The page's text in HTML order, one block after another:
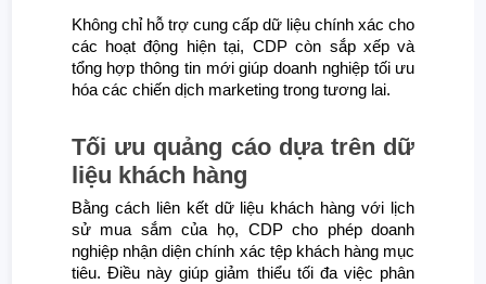
Không chỉ hỗ trợ cung cấp dữ liệu chính xác cho
các hoạt động hiện tại, CDP còn sắp xếp và
tổng hợp thông tin mới giúp doanh nghiệp tối ưu
hóa các chiến dịch marketing trong tương lai.
Tối ưu quảng cáo dựa trên dữ
liệu khách hàng
Bằng cách liên kết dữ liệu khách hàng với lịch
sử mua sắm của họ, CDP cho phép doanh
nghiệp nhận diện chính xác tệp khách hàng mục
tiêu. Điều này giúp giảm thiểu tối đa việc phân